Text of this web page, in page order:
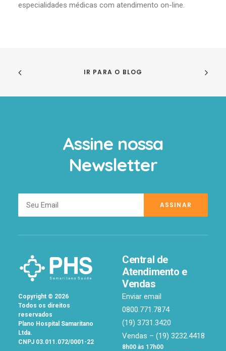
especialidades médicas com atendimento on-line.
IR PARA O BLOG
Assine nossa
Newsletter
Copyright © 2026
Todos os direitos
reservados
Plano Hospital Samaritano
Ltda.
CNPJ 03.011.072/0001-22
Central de
Atendimento e
Vendas
Enviar email
0800.771.7874
(19) 3731.3420
Vendas – (19) 3232.4418
8h00 às 17h00